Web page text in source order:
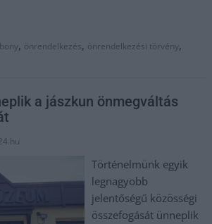
, önrendelkezés, önrendelkezési törvény,
a jászkun önmegváltás
Történelmünk egyik
legnagyobb
jelentőségű közösségi
összefogását ünneplik